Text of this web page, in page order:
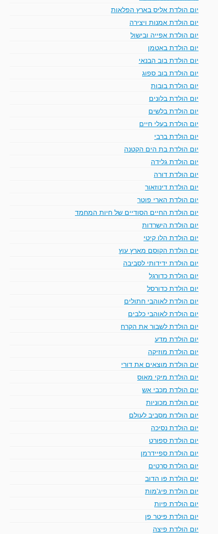
יום הולדת אליס בארץ הפלאות
יום הולדת אמנות ויצירה
יום הולדת אפייה ובישול
יום הולדת באטמן
יום הולדת בוב הבנאי
יום הולדת בוב ספוג
יום הולדת בובות
יום הולדת בלונים
יום הולדת בלשים
יום הולדת בעלי חיים
יום הולדת ברבי
יום הולדת בת הים הקטנה
יום הולדת גלידה
יום הולדת דורה
יום הולדת דינוזאור
יום הולדת הארי פוטר
יום הולדת החיים הסודיים של חיות המחמד
יום הולדת הישרדות
יום הולדת הלו קיטי
יום הולדת הקוסם מארץ עוץ
יום הולדת ידידותי לסביבה
יום הולדת כדורגל
יום הולדת כדורסל
יום הולדת לאוהבי חתולים
יום הולדת לאוהבי כלבים
יום הולדת לשבור את הקרח
יום הולדת מדע
יום הולדת מוזיקה
יום הולדת מוצאים את דורי
יום הולדת מיקי מאוס
יום הולדת מכבי אש
יום הולדת מכוניות
יום הולדת מסביב לעולם
יום הולדת נסיכה
יום הולדת ספורט
יום הולדת ספיידרמן
יום הולדת סרטים
יום הולדת פו הדוב
יום הולדת פיג'מות
יום הולדת פיות
יום הולדת פיטר פן
יום הולדת פיצה